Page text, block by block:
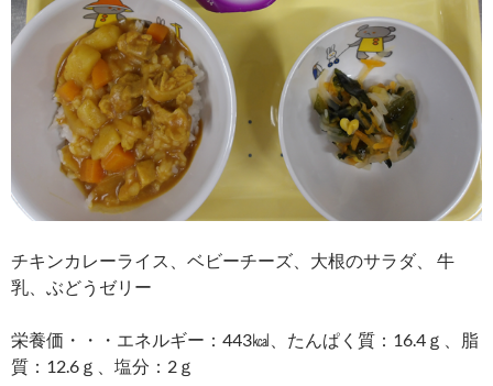
チキンカレーライス、ベビーチーズ、大根のサラダ、 牛
乳、ぶどうゼリー
栄養価・・・エネルギー：443㎉、たんぱく質：16.4ｇ、脂
質：12.6ｇ、塩分：2ｇ